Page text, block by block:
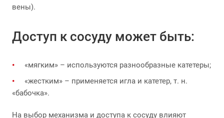
вены).
Доступ к сосуду может быть:
«мягким» – используются разнообразные катетеры;
«жестким» – применяется игла и катетер, т. н.
«бабочка».
На выбор механизма и доступа к сосуду влияют